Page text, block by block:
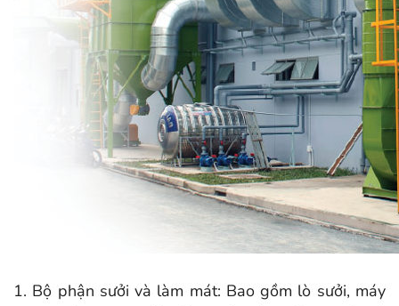
1. Bộ phận sưởi và làm mát: Bao gồm lò sưởi, máy